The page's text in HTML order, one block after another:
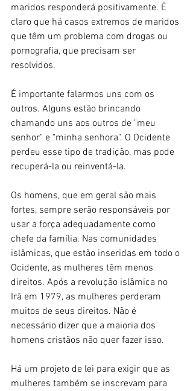
maridos responderá positivamente. É
claro que há casos extremos de maridos
que têm um problema com drogas ou
pornografia, que precisam ser
resolvidos.
É importante falarmos uns com os
outros. Alguns estão brincando
chamando uns aos outros de "meu
senhor" e "minha senhora". O Ocidente
perdeu esse tipo de tradição, mas pode
recuperá-la ou reinventá-la.
Os homens, que em geral são mais
fortes, sempre serão responsáveis por
usar a força adequadamente como
chefe da família. Nas comunidades
islâmicas, que estão inseridas em todo o
Ocidente, as mulheres têm menos
direitos. Após a revolução islâmica no
Irã em 1979, as mulheres perderam
muitos de seus direitos. Não é
necessário dizer que a maioria dos
homens cristãos não quer fazer isso.
Há um projeto de lei para exigir que as
mulheres também se inscrevam para